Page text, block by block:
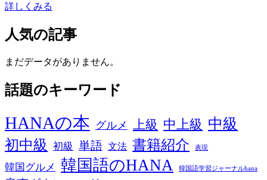
詳しくみる
人気の記事
まだデータがありません。
話題のキーワード
HANAの本 グルメ 上級 中上級 中級
初中級
初級 単語 文法 書籍紹介 表現
韓国グルメ 韓国語のHANA 韓国語学習ジャーナルhana